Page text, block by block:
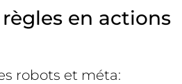
en actions
robots et méta: